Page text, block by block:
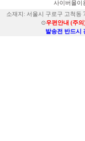
사이버몰이
소재지: 서울시 구로구 고척동
⊙우편안내 (주
발송전 반드시